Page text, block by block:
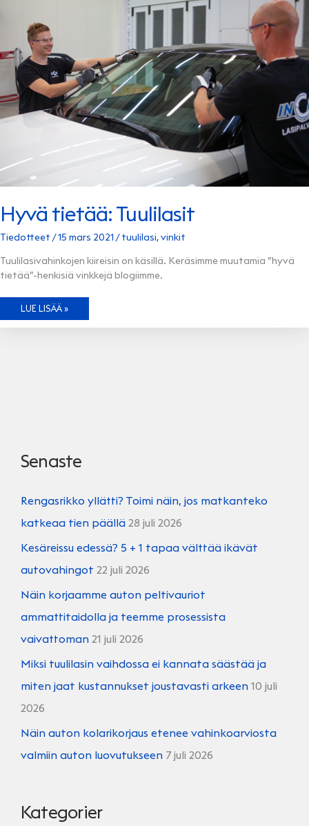
Hyvä tietää: Tuulilasit
Tiedotteet /15 mars 2021 /tuulilasi,vinkit
Tuulilasivahinkojen kiireisin on käsillä. Keräsimme muutamia ”hyvä
tietää”-henkisiä vinkkejä blogiimme.
HYVÄ
TUULILASIT
LUE LISÄÄ »
Senaste
Rengasrikko yllätti? Toimi näin, jos matkanteko
katkeaa tien päällä 28 juli 2026
Kesäreissu edessä? 5 + 1 tapaa välttää ikävät
autovahingot 22 juli 2026
Näin korjaamme auton peltivauriot
ammattitaidolla ja teemme prosessista
vaivattoman 21 juli 2026
Miksi tuulilasin vaihdossa ei kannata säästää ja
miten jaat kustannukset joustavasti arkeen 10 juli
2026
Näin auton kolarikorjaus etenee vahinkoarviosta
valmiin auton luovutukseen 7 juli 2026
Kategorier